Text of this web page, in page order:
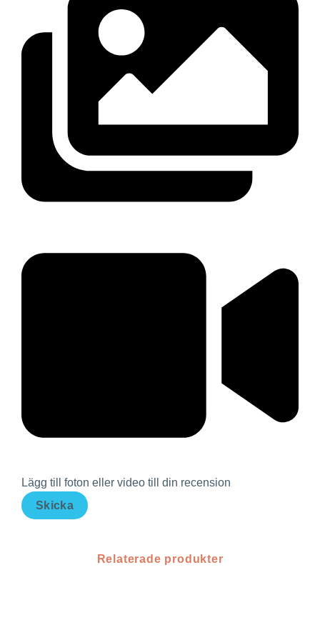
Lägg till foton eller video till din recension
Skicka
Relaterade produkter